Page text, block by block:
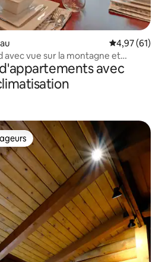
Évaluation
4,97 (61)
avec vue sur la montagne et
avec
les plus appréciés